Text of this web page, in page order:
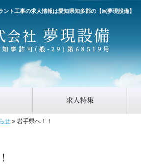
ント工事の求人情報は愛知県知多郡の【㈱夢現設備】
求人特集
せ » 岩手県へ！！